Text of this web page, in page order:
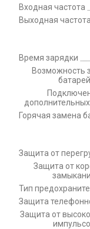
Входная частота
Выходная частота
Время зарядки
Возможность
батарей
Горячая замена
Защита от
Защита от
Тип
Защита
Защита от